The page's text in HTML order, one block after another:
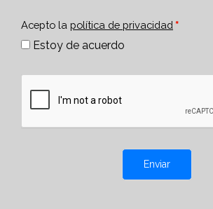
Acepto la política de privacidad
Estoy de acuerdo
Enviar